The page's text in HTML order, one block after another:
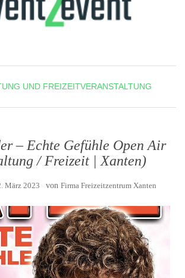
UND FREIZEITVERANSTALTUNG
– Echte Gefühle Open Air
/ Freizeit | Xanten)
März 2023 von Firma Freizeitzentrum Xanten